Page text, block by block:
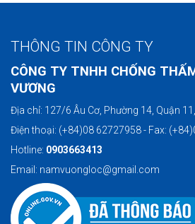
THÔNG TIN CÔNG TY
CÔNG TY TNHH CHỐNG
VƯƠNG
Địa chỉ: 127/6 Âu Cơ, Phường 14, Quận
Điện thoại: (+84)08 62727958 - Fax:
Hotline: 0903663413
Email: namvuongloc@gmail.com